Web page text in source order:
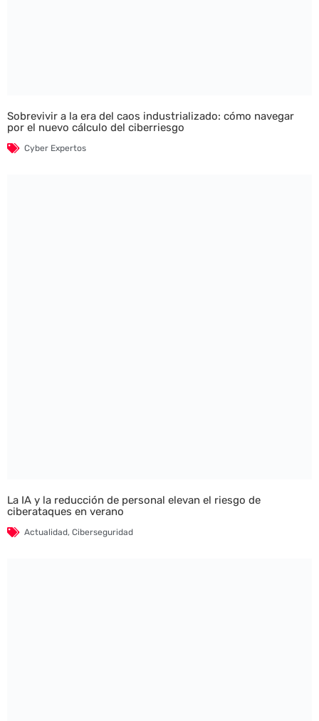
Sobrevivir a la era del caos industrializado: cómo navegar
por el nuevo cálculo del ciberriesgo
Cyber Expertos
La IA y la reducción de personal elevan el riesgo de
ciberataques en verano
Actualidad, Ciberseguridad